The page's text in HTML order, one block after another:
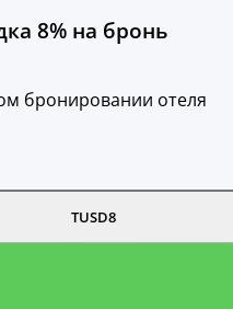
8% на бронь
бронировании отеля
TUSD8